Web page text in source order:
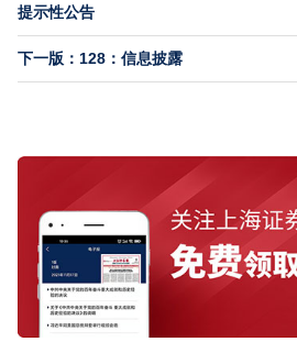
提示性公告
下一版：128：信息披露